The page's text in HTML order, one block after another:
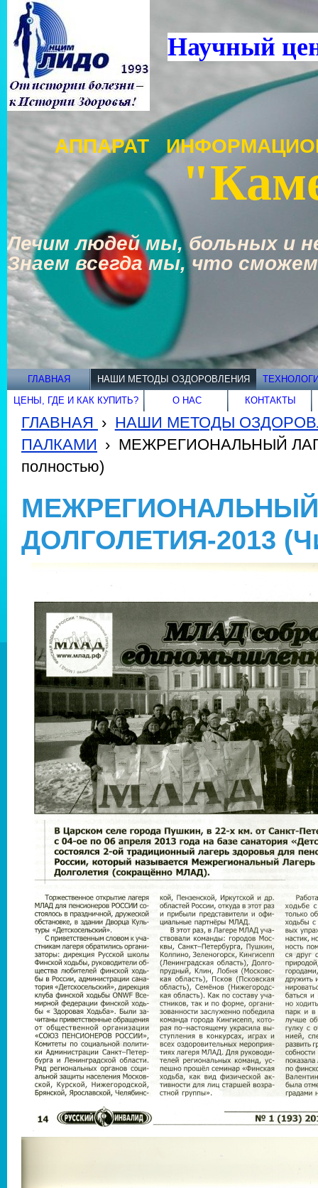
Научный
АППАРАТ
Лечим людей мы, больных и
Знаем всегда мы, что
ГЛАВНАЯ НАШИ МЕТОДЫ ОЗДОРОВЛЕНИЯ
ЦЕНЫ, ГДЕ И КАК КУПИТЬ? О НАС КОНТАКТЫ
ГЛАВНАЯ › НАШИ МЕТОДЫ
ПАЛКАМИ › МЕЖРЕГИОНАЛЬНЫЙ
полностью)
ДОЛГОЛЕТИЯ-2013